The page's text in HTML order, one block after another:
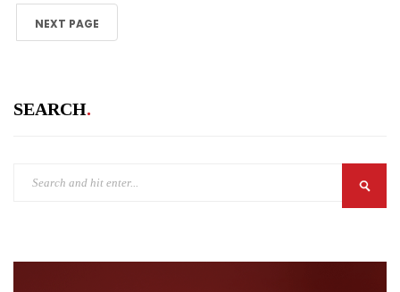
NEXT PAGE
SEARCH